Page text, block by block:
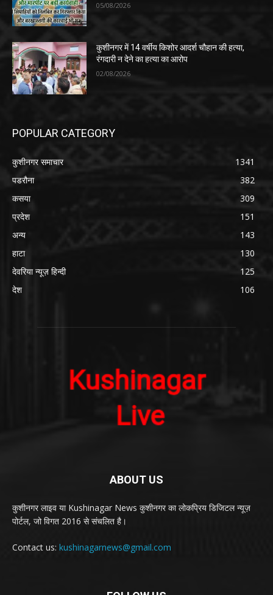
05/08/2026
कुशीनगर में 14 वर्षीय किशोर आदर्श चौहान की हत्या,
रंगदारी न देने का हत्या का आरोप
02/08/2026
POPULAR CATEGORY
कुशीनगर समाचार
1341
पडरौना
382
कसया
309
प्रदेश
151
अन्य
143
हाटा
130
देवरिया न्यूज़ हिन्दी
125
देश
106
ABOUT US
कुशीनगर लाइव या Kushinagar News कुशीनगर का लोकप्रिय डिजिटल न्यूज़
पोर्टल, जो विगत 2016 से संचलित है।
Contact us: kushinagarnews@gmail.com